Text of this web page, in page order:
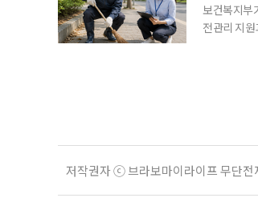
보건복지부
전관리 지
저작권자 ⓒ 브라보마이라이프 무단전